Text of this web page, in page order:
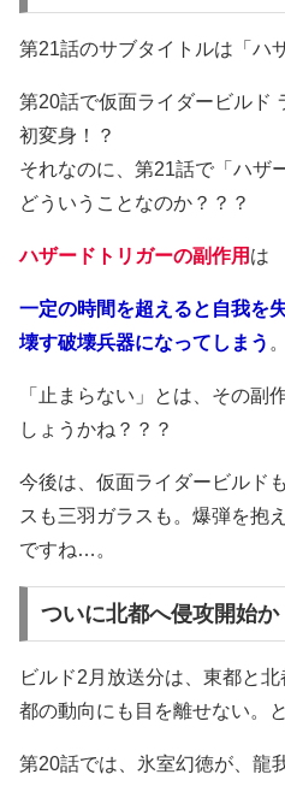
第21話のサブタイトルは「ハ
第20話で仮面ライダービルド
初変身！？
それなのに、第21話で「ハザ
どういうことなのか？？？
ハザードトリガーの副作用 は
一定の時間を超えると自我を
壊す破壊兵器になってしまう 。
「止まらない」とは、その副
しょうかね？？？
今後は、仮面ライダービルド
スも三羽ガラスも。爆弾を抱
ですね…。
ついに北都へ侵攻開始か
ビルド2月放送分は、東都と
都の動向にも目を離せない。
第20話では、氷室幻徳が、龍